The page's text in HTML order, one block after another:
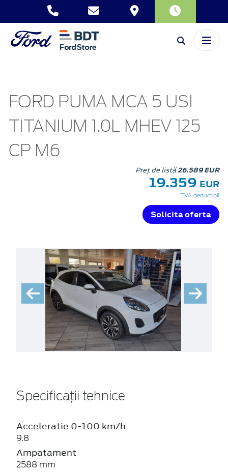
FORD PUMA MCA 5 USI
TITANIUM 1.0L MHEV 125
CP M6
Preț de listă26.589 EUR
19.359 EUR
TVA deductibil
Solicita oferta
Specificații tehnice
Acceleratie 0-100 km/h
9.8
Ampatament
2588 mm